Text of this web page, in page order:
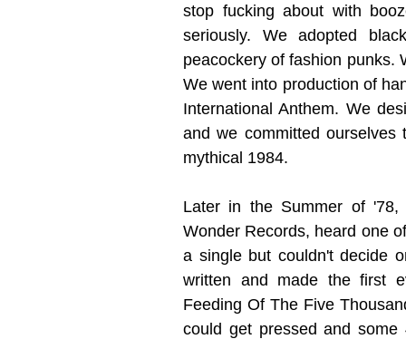
stop fucking about with
seriously. We adopted
peacockery of fashion punks.
We went into production of
International Anthem. We
and we committed
mythical 1984.
Later in the Summer of
Wonder Records, heard one
a single but couldn't decide
written and made the first
Feeding Of The Five
could get pressed and